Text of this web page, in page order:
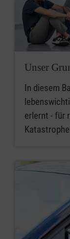
Unser
In diesem
erlernt - für